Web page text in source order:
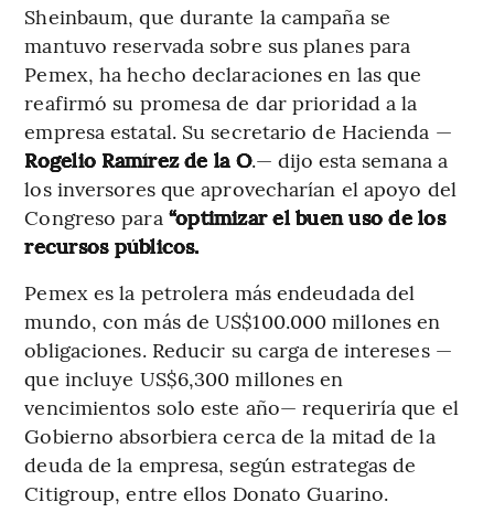
Sheinbaum, que durante la campaña se
mantuvo reservada sobre sus planes para
Pemex, ha hecho declaraciones en las que
reafirmó su promesa de dar prioridad a la
empresa estatal. Su secretario de Hacienda —
Rogelio Ramírez de la O.— dijo esta semana a
los inversores que aprovecharían el apoyo del
Congreso para “optimizar el buen uso de los
recursos públicos.
Pemex es la petrolera más endeudada del
mundo, con más de US$100.000 millones en
obligaciones. Reducir su carga de intereses —
que incluye US$6,300 millones en
vencimientos solo este año— requeriría que el
Gobierno absorbiera cerca de la mitad de la
deuda de la empresa, según estrategas de
Citigroup, entre ellos Donato Guarino.